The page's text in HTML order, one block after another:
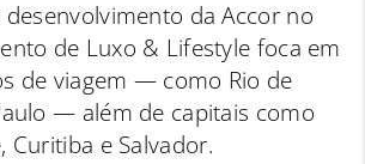
da Accor no
de Luxo & Lifestyle foca em
de viagem — como Rio de
— além de capitais como
Curitiba e Salvador.